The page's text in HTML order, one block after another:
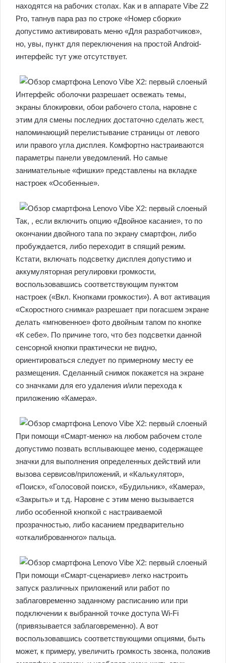
находятся на рабочих столах. Как и в аппарате Vibe Z2
Pro, тапнув пара раз по строке «Номер сборки»
допустимо активировать меню «Для разработчиков»,
но, увы, пункт для переключения на простой Android-
интерфейс тут уже отсутствует.
Интерфейс оболочки разрешает освежать темы,
экраны блокировки, обои рабочего стола, наровне с
этим для смены последних достаточно сделать жест,
напоминающий перелистывание страницы от левого
или правого угла дисплея. Комфортно настраиваются
параметры панели уведомлений. Но самые
занимательные «фишки» представлены на вкладке
настроек «Особенные».
Так, , если включить опцию «Двойное касание», то по
окончании двойного тапа по экрану смартфон, либо
пробуждается, либо переходит в спящий режим.
Кстати, включать подсветку дисплея допустимо и
аккумуляторная регулировки громкости,
воспользовавшись соответствующим пунктом
настроек («Вкл. Кнопками громкости»). А вот активация
«Скоростного снимка» разрешает при погасшем экране
делать «мгновенное» фото двойным тапом по кнопке
«К себе». По причине того, что без подсветки данной
сенсорной кнопки практически не видно,
ориентироваться следует по примерному месту ее
размещения. Сделанный снимок покажется на экране
со значками для его удаления и/или перехода к
приложению «Камера».
При помощи «Смарт-меню» на любом рабочем столе
допустимо позвать всплывающее меню, содержащее
значки для выполнения определенных действий или
вызова сервисов/приложений, и «Калькулятор»,
«Поиск», «Голосовой поиск», «Будильник», «Камера»,
«Закрыть» и т.д. Наровне с этим меню вызывается
либо особенной кнопкой с настраиваемой
прозрачностью, либо касанием предварительно
«откалиброванного» пальца.
При помощи «Смарт-сценариев» легко настроить
запуск различных приложений или работ по
заблаговременно заданному расписанию или при
подключении к выбранной точке доступа Wi-Fi
(привязывается заблаговременно). А вот
воспользовавшись соответствующими опциями, быть
может, к примеру, увеличить громкость звонка, положив